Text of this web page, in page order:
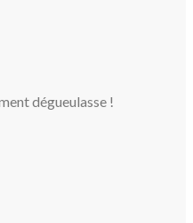
dégueulasse !